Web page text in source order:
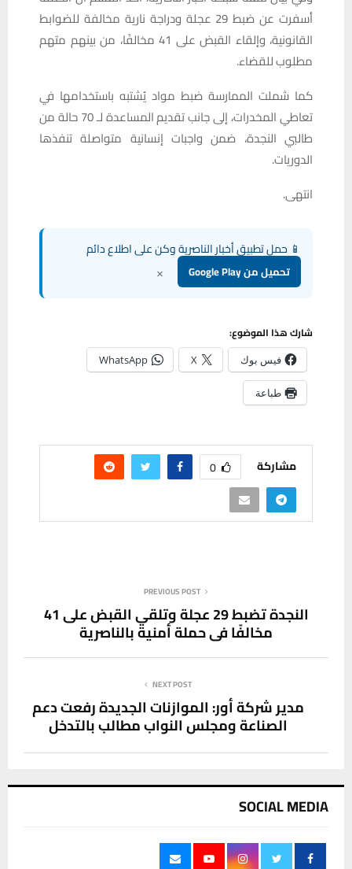
أسفرت عن ضبط 29 عجلة ودراجة نارية مخالفة للضوابط
القانونية، وإلقاء القبض على 41 مخالفًا، من بينهم متهم
مطلوب للقضاء.
كما شملت الممارسة ضبط مواد يُشتبه باستخدامها في
تعاطي المخدرات، إلى جانب تقديم المساعدة لـ 70 حالة من
طالبي النجدة، ضمن واجبات إنسانية متواصلة تنفذها
الدوريات.
انتهى.
📱 حمل تطبيق أخبار الناصرية وكن على اطلاع دائم
تحميل من Google Play ×
شارك هذا الموضوع:
فيس بوك X
WhatsApp
طباعة
مشاركة 0
PREVIOUS POST
النجدة تضبط 29 عجلة وتلقي القبض على 41
مخالفًا في حملة أمنية بالناصرية
NEXT POST
مدير شركة أور: الموازنات الجديدة رفعت دعم
الصناعة ومجلس النواب مطالب بالتدخل
SOCIAL MEDIA